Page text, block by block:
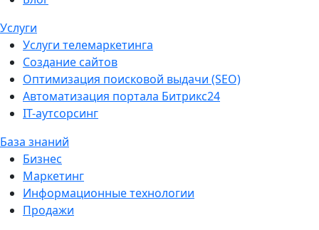
Услуги
Услуги телемаркетинга
Создание сайтов
Оптимизация поисковой выдачи (SEO)
Автоматизация портала Битрикс24
IT-аутсорсинг
База знаний
Бизнес
Маркетинг
Информационные технологии
Продажи